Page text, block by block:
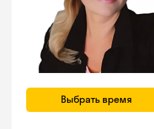
Выбрать время